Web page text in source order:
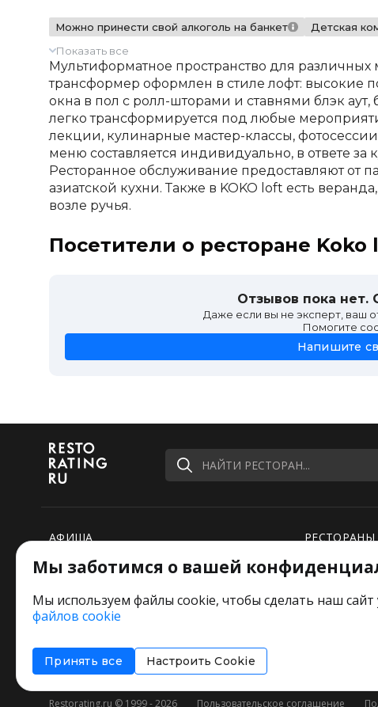
Можно принести свой алкоголь на банкет Детская
Показать все
Мультиформатное пространство для
трансформер оформлен в стиле лофт: высокие
окна в пол с ролл-шторами и ставнями блэк
легко трансформируется под любые
лекции, кулинарные мастер-классы,
меню составляется индивидуально, в ответе
Ресторанное обслуживание предоставляют от
азиатской кухни. Также в KOKO loft есть
возле ручья.
Посетители о ресторане Koko
Отзывов пока нет.
Даже если вы не эксперт, ваш
Помогите
Напишите
НАЙТИ РЕСТОРАН...
АФИША
РЕСТОРАНЫ
РЕЙТИНГИ
НОВОСТИ
РЕДАКЦИЯ ШУТИТ
Restorating.ru © 1999 - 2026 Пользовательское соглашение
Мы заботимся о вашей
Мы используем файлы cookie, чтобы сделать наш
файлов cookie
Принять все Настроить Cookie